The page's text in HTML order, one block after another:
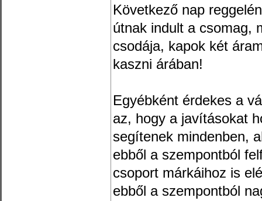
Következő nap
útnak indult a csomag,
csodája, kapok két
kaszni árában!
Egyébként érdekes a
az, hogy a javításokat
segítenek mindenben,
ebből a szempontból
csoport márkáihoz is
ebből a szempontból